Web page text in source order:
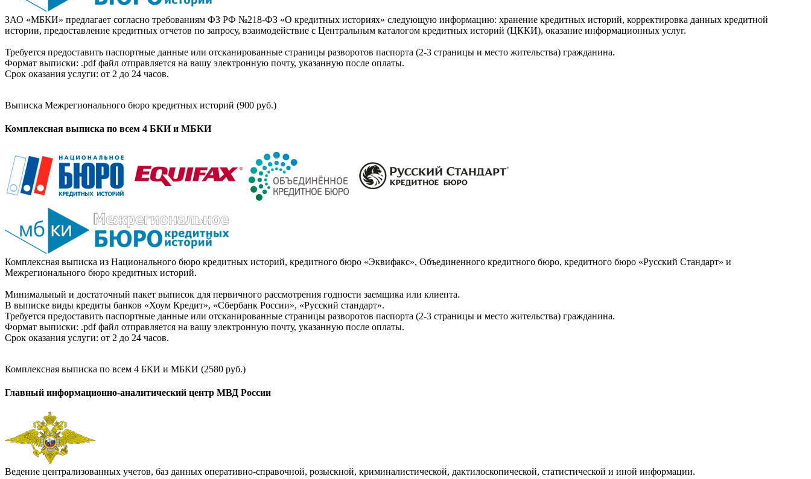
ЗАО «МБКИ» предлагает согласно требованиям ФЗ РФ №218-ФЗ «О кредитных историях» следующую информацию: хранение кредитных историй, корректировка данных кредитной
истории, предоставление кредитных отчетов по запросу, взаимодействие с Центральным каталогом кредитных историй (ЦККИ), оказание информационных услуг.
Требуется предоставить паспортные данные или отсканированные страницы разворотов паспорта (2-3 страницы и место жительства) гражданина.
Формат выписки: .pdf файл отправляется на вашу электронную почту, указанную после оплаты.
Срок оказания услуги: от 2 до 24 часов.
Выписка Межрегионального бюро кредитных историй (900 руб.)
Комплексная выписка по всем 4 БКИ и МБКИ
Комплексная выписка из Национального бюро кредитных историй, кредитного бюро «Эквифакс», Объединенного кредитного бюро, кредитного бюро «Русский Стандарт» и
Межрегионального бюро кредитных историй.
Минимальный и достаточный пакет выписок для первичного рассмотрения годности заемщика или клиента.
В выписке виды кредиты банков «Хоум Кредит», «Сбербанк России», «Русский стандарт».
Требуется предоставить паспортные данные или отсканированные страницы разворотов паспорта (2-3 страницы и место жительства) гражданина.
Формат выписки: .pdf файл отправляется на вашу электронную почту, указанную после оплаты.
Срок оказания услуги: от 2 до 24 часов.
Комплексная выписка по всем 4 БКИ и МБКИ (2580 руб.)
Главный информационно-аналитический центр МВД России
Ведение централизованных учетов, баз данных оперативно-справочной, розыскной, криминалистической, дактилоскопической, статистической и иной информации.